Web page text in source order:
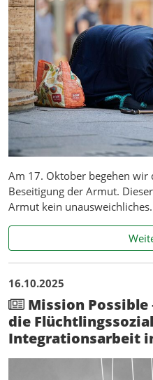
Am 17. Oktober begehen wir
Beseitigung der Armut.
Armut kein
16.10.2025
Mission
die
Integrationsarbeit